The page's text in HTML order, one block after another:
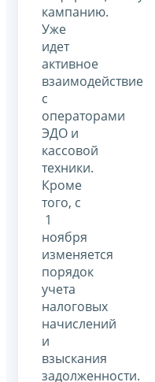
кампанию.
Уже
идет
активное
взаимодействие
с
операторами
ЭДО и
кассовой
техники.
Кроме
того, с
1
ноября
изменяется
порядок
учета
налоговых
начислений
и
взыскания
задолженности.